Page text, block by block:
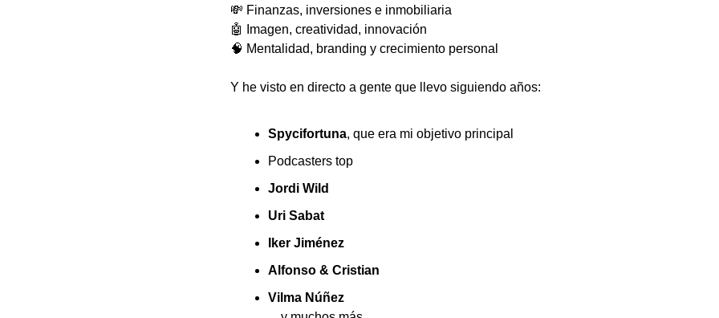
💸 Finanzas, inversiones e inmobiliaria
🤖
Imagen, creatividad, innovación
🧠 Mentalidad, branding y crecimiento personal
Y he visto en directo a gente que llevo siguiendo años:
Spycifortuna, que era mi objetivo principal
Podcasters top
Jordi Wild
Uri Sabat
Iker Jiménez
Alfonso & Cristian
Vilma Núñez